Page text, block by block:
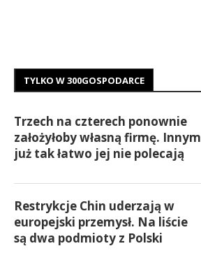
TYLKO W 300GOSPODARCE
Trzech na czterech ponownie
założyłoby własną firmę. Innym
już tak łatwo jej nie polecają
Restrykcje Chin uderzają w
europejski przemysł. Na liście
są dwa podmioty z Polski